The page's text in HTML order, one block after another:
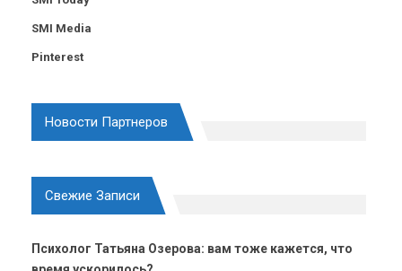
SMI Media
Pinterest
Новости Партнеров
Свежие Записи
Психолог Татьяна Озерова: вам тоже кажется, что